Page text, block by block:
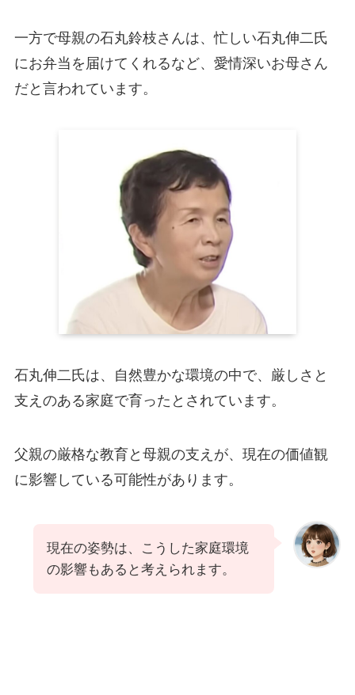
一方で母親の石丸鈴枝さんは、忙しい石丸伸二氏
にお弁当を届けてくれるなど、愛情深いお母さん
だと言われています。
石丸伸二氏は、自然豊かな環境の中で、厳しさと
支えのある家庭で育ったとされています。
父親の厳格な教育と母親の支えが、現在の価値観
に影響している可能性があります。
現在の姿勢は、こうした家庭環境
の影響もあると考えられます。